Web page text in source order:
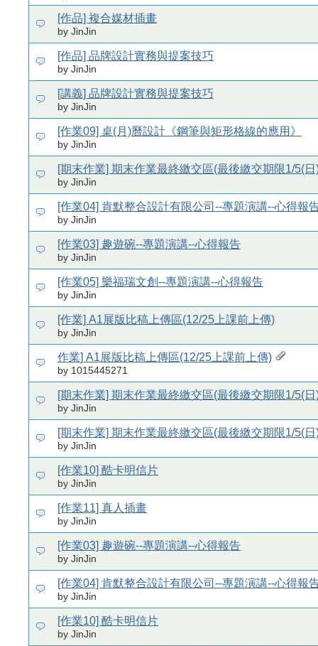
[作品] 複合媒材插畫
by JinJin
[作品] 品牌設計實務與提案技巧
by JinJin
[講義] 品牌設計實務與提案技巧
by JinJin
[作業09] 桌(月)曆設計《鋼筆與矩形格線的應用》
by JinJin
[期末作業] 期末作業最終繳交區(最後繳交期限1/5(日
by JinJin
[作業04] 肯默整合設計有限公司--專題演講--心得報
by JinJin
[作業03] 趣遊碗--專題演講--心得報告
by JinJin
[作業05] 樂福瑞文創--專題演講--心得報告
by JinJin
[作業] A1展版比稿上傳區(12/25上課前上傳)
by JinJin
作業] A1展版比稿上傳區(12/25上課前上傳)
by 1015445271
[期末作業] 期末作業最終繳交區(最後繳交期限1/5(日
by JinJin
[期末作業] 期末作業最終繳交區(最後繳交期限1/5(日
by JinJin
[作業10] 酷卡明信片
by JinJin
[作業11] 真人插畫
by JinJin
[作業03] 趣遊碗--專題演講--心得報告
by JinJin
[作業04] 肯默整合設計有限公司--專題演講--心得報
by JinJin
[作業10] 酷卡明信片
by JinJin